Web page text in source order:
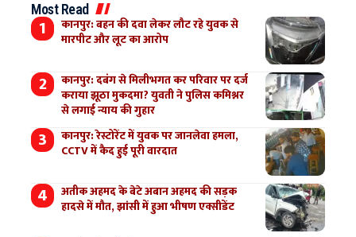
Most Read
कानपुर: बहन की दवा लेकर लौट रहे युवक से
मारपीट और लूट का आरोप
कानपुर: दबंग से मिलीभगत कर परिवार पर दर्ज
कराया झूठा मुकदमा? युवती ने पुलिस कमिश्नर
से लगाई न्याय की गुहार
कानपुर: रेस्टोरेंट में युवक पर जानलेवा हमला,
CCTV में कैद हुई पूरी वारदात
अतीक अहमद के बेटे अबान अहमद की सड़क
हादसे में मौत, झांसी में हुआ भीषण एक्सीडेंट